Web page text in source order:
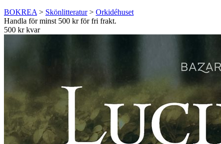
BOKREA > Skönlitteratur> Orkidéhuset
Handla för minst 500 kr för fri frakt.
500 kr kvar